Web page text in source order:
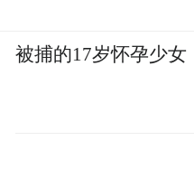
被捕的17岁怀孕少女